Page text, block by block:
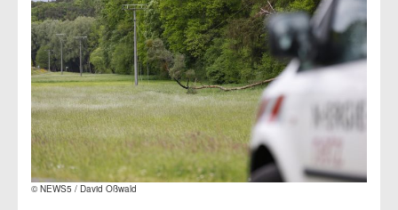
© NEWS5 / David Oßwald